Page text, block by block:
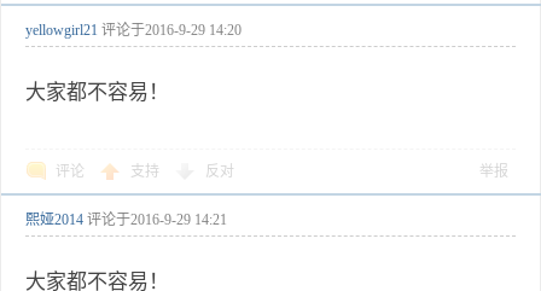
yellowgirl21 评论于2016-9-29 14:20
大家都不容易！
评论 支持 反对 举报
熙娅2014 评论于2016-9-29 14:21
大家都不容易！